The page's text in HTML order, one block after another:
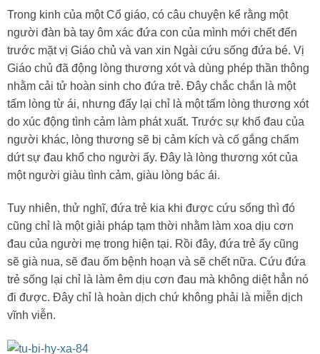
Trong kinh của một Cổ giáo, có câu chuyện kể rằng một
người đàn bà tay ôm xác đứa con của mình mới chết đến
trước mặt vị Giáo chủ và van xin Ngài cứu sống đứa bé. Vị
Giáo chủ đã động lòng thương xót và dùng phép thần thông
nhằm cải tử hoàn sinh cho đứa trẻ. Đây chắc chắn là một
tấm lòng từ ái, nhưng đấy lại chỉ là một tấm lòng thương xót
do xúc động tình cảm làm phát xuất. Trước sự khổ đau của
người khác, lòng thương sẽ bị cảm kích và cố gắng chấm
dứt sự đau khổ cho người ấy. Đây là lòng thương xót của
một người giàu tình cảm, giàu lòng bác ái.
Tuy nhiên, thử nghĩ, đứa trẻ kia khi được cứu sống thì đó
cũng chỉ là một giải pháp tạm thời nhằm làm xoa dịu cơn
đau của người mẹ trong hiện tại. Rồi đây, đứa trẻ ấy cũng
sẽ già nua, sẽ đau ốm bệnh hoạn và sẽ chết nữa. Cứu đứa
trẻ sống lại chỉ là làm êm dịu cơn đau mà không diệt hẳn nó
đi được. Đây chỉ là hoàn dịch chứ không phải là miễn dịch
vĩnh viễn.